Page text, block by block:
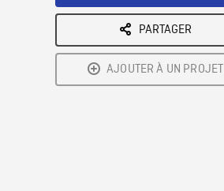
PARTAGER
AJOUTER À UN PROJET